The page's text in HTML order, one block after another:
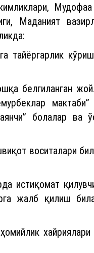
Мудофаа
Маданият
тайёргарлик
белгиланган
болалар ва
воситалари
истиқомат
жалб қилиш
хайриялари